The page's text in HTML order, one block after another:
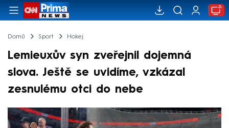
Domů Sport Hokej
Lemieuxův syn zveřejnil dojemná
slova. Ještě se uvidíme, vzkázal
zesnulému otci do nebe